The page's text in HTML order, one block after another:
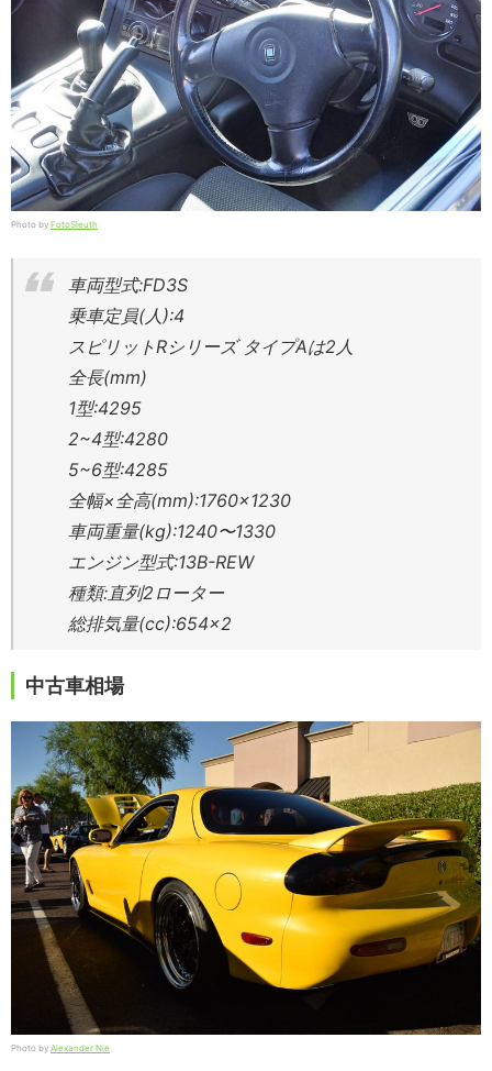
Photo by FotoSleuth
車両型式:FD3S
乗車定員(人):4
スピリットRシリーズ タイプAは2人
全長(mm)
1型:4295
2~4型:4280
5~6型:4285
全幅×全高(mm):1760×1230
車両重量(kg):1240〜1330
エンジン型式:13B-REW
種類:直列2ローター
総排気量(cc):654×2
中古車相場
Photo by Alexander Nie